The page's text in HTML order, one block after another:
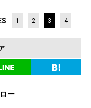
1 2 3 4
ー